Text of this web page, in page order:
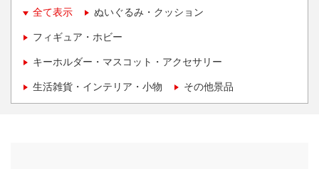
全て表示 ぬいぐるみ・クッション
フィギュア・ホビー
キーホルダー・マスコット・アクセサリー
生活雑貨・インテリア・小物 その他景品